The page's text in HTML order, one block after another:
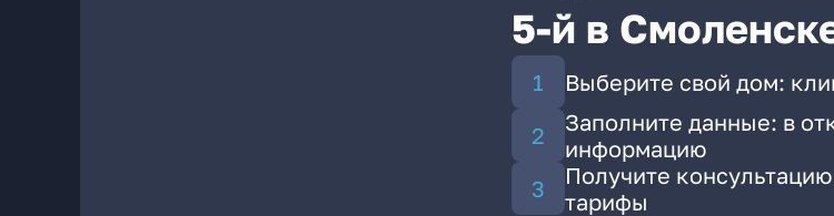
5-й в
Выберите свой дом:
Заполните данные: в
информацию
Получите
тарифы